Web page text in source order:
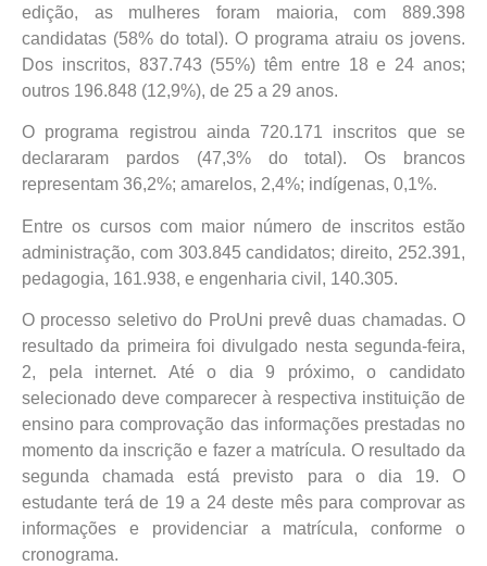
edição, as mulheres foram maioria, com 889.398
candidatas (58% do total). O programa atraiu os jovens.
Dos inscritos, 837.743 (55%) têm entre 18 e 24 anos;
outros 196.848 (12,9%), de 25 a 29 anos.
O programa registrou ainda 720.171 inscritos que se
declararam pardos (47,3% do total). Os brancos
representam 36,2%; amarelos, 2,4%; indígenas, 0,1%.
Entre os cursos com maior número de inscritos estão
administração, com 303.845 candidatos; direito, 252.391,
pedagogia, 161.938, e engenharia civil, 140.305.
O processo seletivo do ProUni prevê duas chamadas. O
resultado da primeira foi divulgado nesta segunda-feira,
2, pela internet. Até o dia 9 próximo, o candidato
selecionado deve comparecer à respectiva instituição de
ensino para comprovação das informações prestadas no
momento da inscrição e fazer a matrícula. O resultado da
segunda chamada está previsto para o dia 19. O
estudante terá de 19 a 24 deste mês para comprovar as
informações e providenciar a matrícula, conforme o
cronograma.